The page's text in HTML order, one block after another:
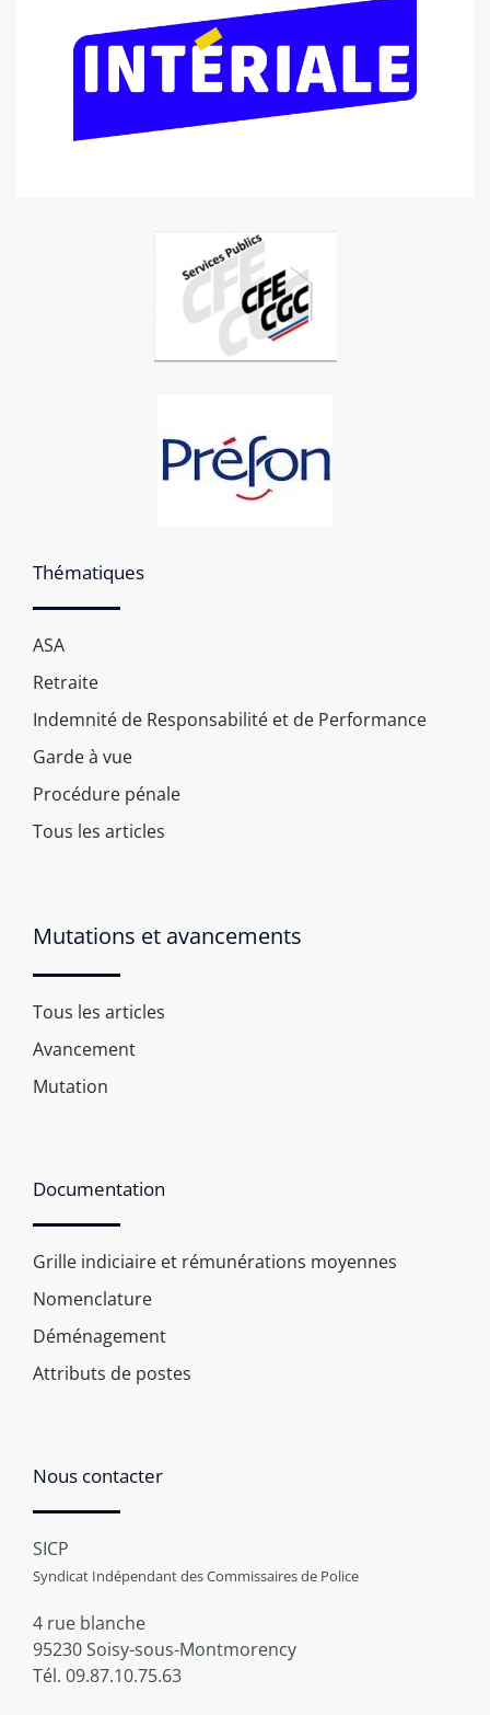
Thématiques
ASA
Retraite
Indemnité de Responsabilité et de Performance
Garde à vue
Procédure pénale
Tous les articles
Mutations et avancements
Tous les articles
Avancement
Mutation
Documentation
Grille indiciaire et rémunérations moyennes
Nomenclature
Déménagement
Attributs de postes
Nous contacter
SICP
Syndicat Indépendant des Commissaires de Police
4 rue blanche
95230 Soisy-sous-Montmorency
Tél. 09.87.10.75.63